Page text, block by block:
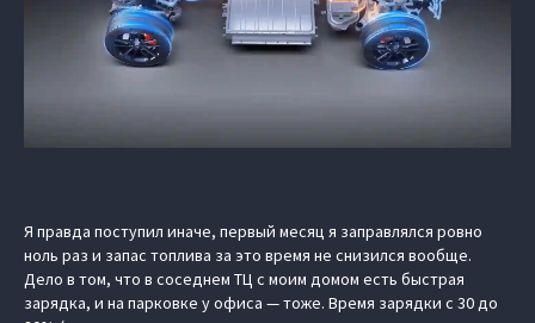
Я правда поступил иначе, первый месяц я заправлялся ровно
ноль раз и запас топлива за это время не снизился вообще.
Дело в том, что в соседнем ТЦ с моим домом есть быстрая
зарядка, и на парковке у офиса — тоже. Время зарядки с 30 до